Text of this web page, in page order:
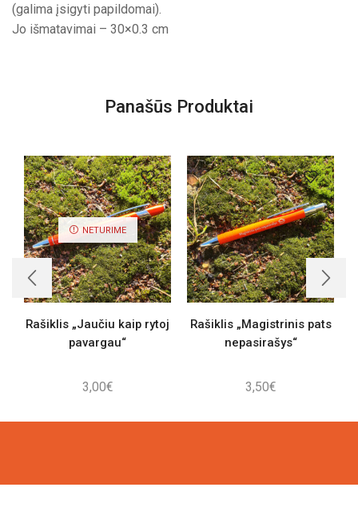
(galima įsigyti papildomai).
Jo išmatavimai – 30×0.3 cm
Panašūs Produktai
NETURIME
Rašiklis „Jaučiu kaip rytoj
pavargau“
3,00€
Rašiklis „Magistrinis pats
nepasirašys“
3,50€